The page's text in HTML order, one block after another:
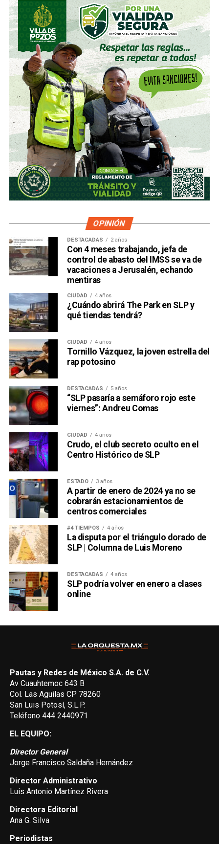
OPINIÓN
DESTACADAS 2 años
Con 4 meses trabajando, jefa de
control de abasto del IMSS se va de
vacaciones a Jerusalén, echando
mentiras
CIUDAD 4 años
¿Cuándo abrirá The Park en SLP y
qué tiendas tendrá?
CIUDAD 4 años
Tornillo Vázquez, la joven estrella del
rap potosino
DESTACADAS 5 años
“SLP pasaría a semáforo rojo este
viernes”: Andreu Comas
CIUDAD 4 años
Crudo, el club secreto oculto en el
Centro Histórico de SLP
ESTADO 3 años
A partir de enero de 2024 ya no se
cobrarán estacionamientos de
centros comerciales
#4 TIEMPOS 4 años
La disputa por el triángulo dorado de
SLP | Columna de Luis Moreno
DESTACADAS 4 años
SLP podría volver en enero a clases
online
Pautas y Redes de México S.A. de C.V.
Av Cuauhtemoc 643 B
Col. Las Aguilas CP 78260
San Luis Potosí, S.L.P.
Teléfono 444 2440971
EL EQUIPO:
Director General
Jorge Francisco Saldaña Hernández
Director Administrativo
Luis Antonio Martínez Rivera
Directora Editorial
Ana G. Silva
Periodistas